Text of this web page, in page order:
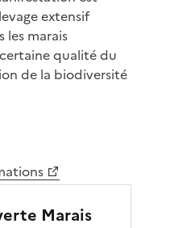
extensif
les marais
qualité du
de la biodiversité
Marais